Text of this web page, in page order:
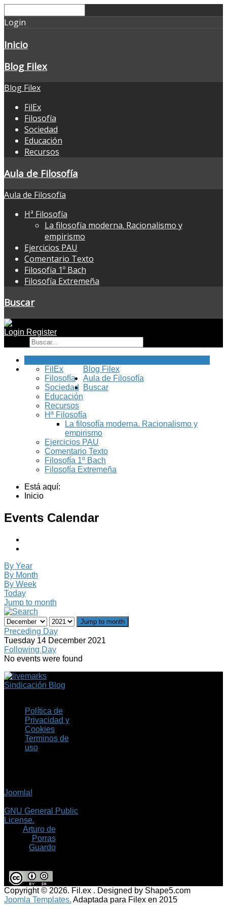
Login
Inicio
Blog Filex
Blog Filex
FilEx
Filosofía
Sociedad
Educación
Recursos
Aula de Filosofía
Aula de Filosofía
Hª Filosofía
La filosofía moderna. Racionalismo y
empirismo
Ejercicios PAU
Comentario Texto
Filosofía 1º Bach
Filosofía Extremeña
Buscar
Login Register
Blog Filex
FilEx
Filosofía
Sociedad
Educación
Recursos
Aula de Filosofía
Hª Filosofía
La filosofía moderna. Racionalismo y
empirismo
Ejercicios PAU
Comentario Texto
Filosofía 1º Bach
Filosofía Extremeña
Buscar
Está aquí:
Inicio
Events Calendar
By Year
By Month
By Week
Today
Jump to month
Jump to month
Preceding Day
Tuesday 14 December 2021
Following Day
No events were found
Sindicación Blog
Política de
Privacidad y
Cookies
Terminos de
uso
Joomla!
GNU General Public
License.
Arturo de
Porras
Guardo
Copyright © 2026. Fil.ex . Designed by Shape5.com
Joomla Templates. Adaptada para Filex en 2015